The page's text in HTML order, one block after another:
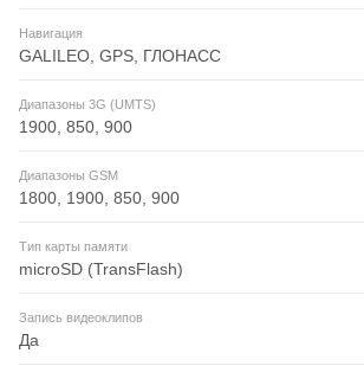
Навигация
GALILEO, GPS, ГЛОНАСС
Диапазоны 3G (UMTS)
1900, 850, 900
Диапазоны GSM
1800, 1900, 850, 900
Тип карты памяти
microSD (TransFlash)
Запись видеоклипов
Да